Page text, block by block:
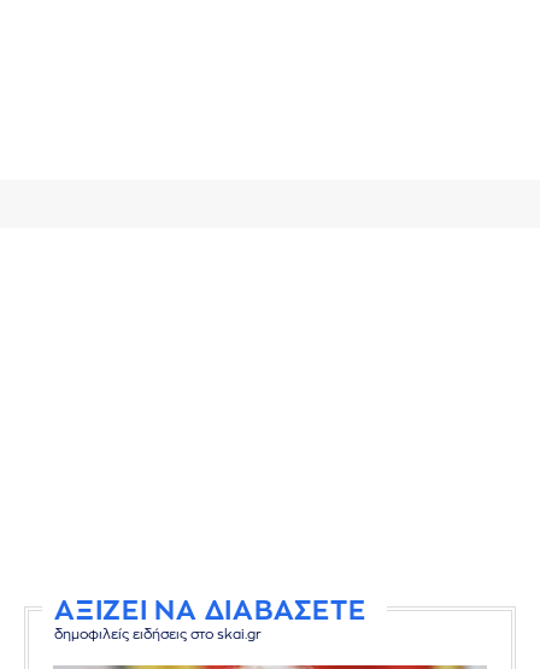
ΑΞΙΖΕΙ ΝΑ ΔΙΑΒΑΣΕΤΕ
δημοφιλείς ειδήσεις στο skai.gr